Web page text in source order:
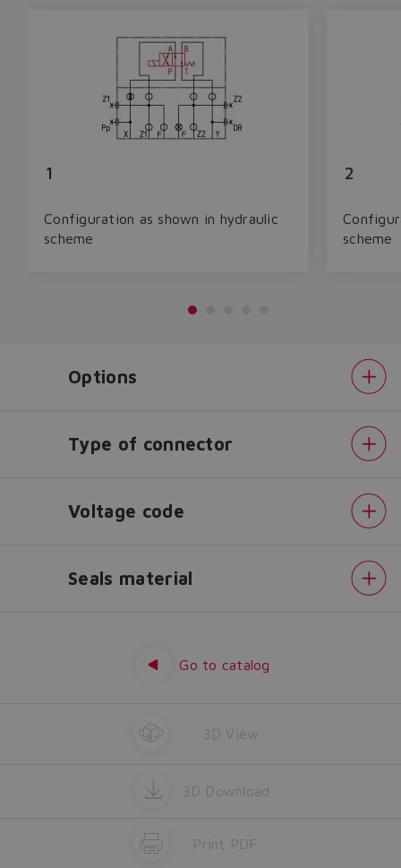
configurator?
The running selection will be
1
Configuration as shown in hydraulic
scheme
2
scheme
Options
Type of connector
Voltage code
Seals material
Go to catalog
3D View
3D Download
Print PDF